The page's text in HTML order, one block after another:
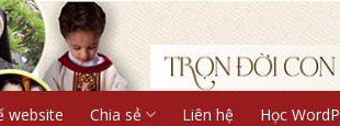
website Chia sẻ Liên hệ Học